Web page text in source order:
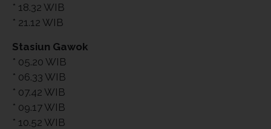
* 18.32 WIB
* 21.12 WIB
Stasiun Gawok
* 05.20 WIB
* 06.33 WIB
* 07.42 WIB
* 09.17 WIB
* 10.52 WIB